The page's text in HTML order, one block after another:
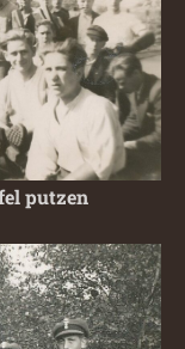
putzen